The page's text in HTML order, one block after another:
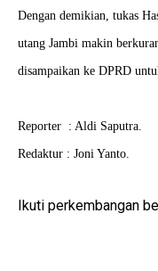
Dengan demikian, tukas
utang Jambi makin
disampaikan ke DPRD
Reporter : Aldi Saputra.
Redaktur : Joni Yanto.
Ikuti perkembangan